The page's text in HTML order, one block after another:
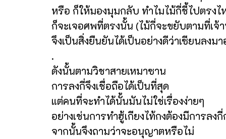
หรือ ก็ให้มองมุมกลับ ทำไมไม้กี่ชี้ไปตรงไ
ก็จะเจอศพที่ตรงนั้น (ไม้กี่จะขยับตามที่เจ้
จึงเป็นสิ่งยืนยันได้เป็นอย่างดีว่าเซียนลงม
.
ดังนั้นตามวิชาสายเหมาซาน
การลงกี่จึงเชื่อถือได้เป็นที่สุด
แต่คนที่จะทำได้นั้นมันไม่ใช่เรื่องง่ายๆ
อย่างเช่นการทำฮู้เกียงไท้กงต้องมีการลง
จากนั้นจึงถามว่าจะอนุญาตหรือไม่